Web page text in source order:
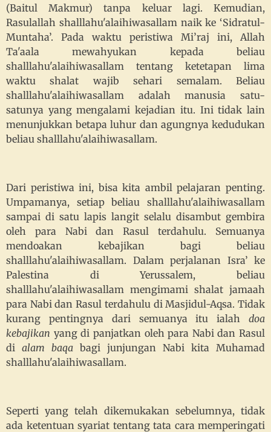
(Baitul Makmur) tanpa keluar lagi. Kemudian,
Rasulallah shalllahu'alaihiwasallam naik ke ‘Sidratul-
Muntaha’. Pada waktu peristiwa Mi’raj ini, Allah
Ta'aala mewahyukan kepada beliau
shalllahu'alaihiwasallam tentang ketetapan lima
waktu shalat wajib sehari semalam. Beliau
shalllahu'alaihiwasallam adalah manusia satu-
satunya yang mengalami kejadian itu. Ini tidak lain
menunjukkan betapa luhur dan agungnya kedudukan
beliau shalllahu'alaihiwasallam.
Dari peristiwa ini, bisa kita ambil pelajaran penting.
Umpamanya, setiap beliau shalllahu'alaihiwasallam
sampai di satu lapis langit selalu disambut gembira
oleh para Nabi dan Rasul terdahulu. Semuanya
mendoakan kebajikan bagi beliau
shalllahu'alaihiwasallam. Dalam perjalanan Isra’ ke
Palestina di Yerussalem, beliau
shalllahu'alaihiwasallam mengimami shalat jamaah
para Nabi dan Rasul terdahulu di Masjidul-Aqsa. Tidak
kurang pentingnya dari semuanya itu ialah doa
kebajikan yang di panjatkan oleh para Nabi dan Rasul
di alam baqa bagi junjungan Nabi kita Muhamad
shalllahu'alaihiwasallam.
Seperti yang telah dikemukakan sebelumnya, tidak
ada ketentuan syariat tentang tata cara memperingati